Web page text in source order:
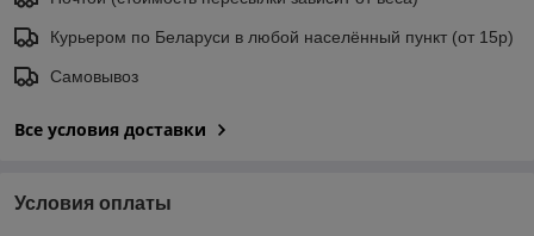
Курьером по Беларуси в любой населённый пункт (от 15р)
Самовывоз
Все условия доставки
Условия оплаты